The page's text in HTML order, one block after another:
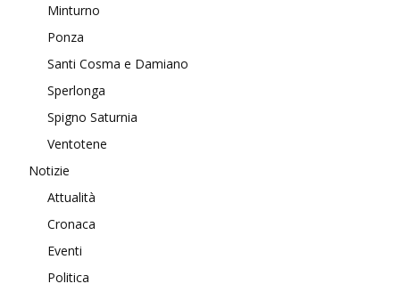
Minturno
Ponza
Santi Cosma e Damiano
Sperlonga
Spigno Saturnia
Ventotene
Notizie
Attualità
Cronaca
Eventi
Politica